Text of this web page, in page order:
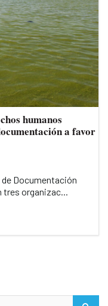
humanos
a favor
de Documentación
tres organizac...